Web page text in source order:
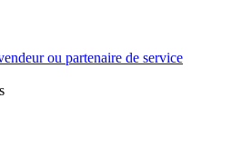
ou partenaire de service